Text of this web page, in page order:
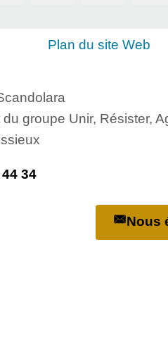
Plan du site Web
groupe Unir, Résister,
34
Nous